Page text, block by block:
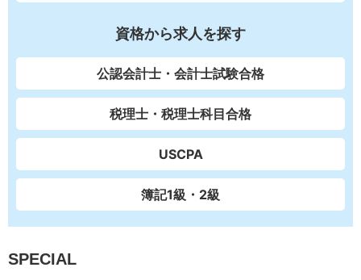
資格から求人を探す
公認会計士・会計士試験合格
税理士・税理士科目合格
USCPA
簿記1級・2級
SPECIAL